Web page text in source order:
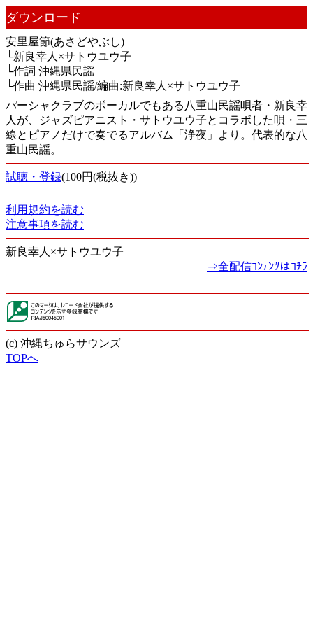
ダウンロード
安里屋節(あさどやぶし)
└新良幸人×サトウユウ子
└作詞 沖縄県民謡
└作曲 沖縄県民謡/編曲:新良幸人×サトウユウ子
パーシャクラブのボーカルでもある八重山民謡唄者・新良幸
人が、ジャズピアニスト・サトウユウ子とコラボした唄・三
線とピアノだけで奏でるアルバム「浄夜」より。代表的な八
重山民謡。
試聴・登録(100円(税抜き))
利用規約を読む
注意事項を読む
新良幸人×サトウユウ子
⇒全配信ｺﾝﾃﾝﾂはｺﾁﾗ
(c) 沖縄ちゅらサウンズ
TOPへ